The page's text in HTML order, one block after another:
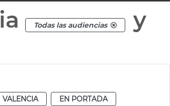
Todas las audiencias
y
VALENCIA
EN PORTADA